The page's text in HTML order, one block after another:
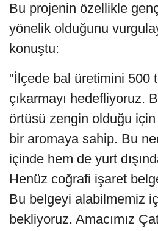
Bu projenin özellikle
yönelik olduğunu
konuştu:
"İlçede bal üretimini 500
çıkarmayı hedefliyoruz.
örtüsü zengin olduğu için
bir aromaya sahip. Bu
içinde hem de yurt
Henüz coğrafi işaret
Bu belgeyi alabilmemiz
bekliyoruz. Amacımız